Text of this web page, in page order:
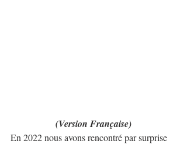
(Version Française)
En 2022 nous avons rencontré par surprise